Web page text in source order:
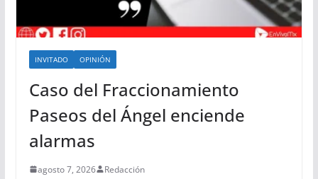
INVITADO OPINIÓN
Caso del Fraccionamiento
Paseos del Ángel enciende
alarmas
agosto 7, 2026 Redacción